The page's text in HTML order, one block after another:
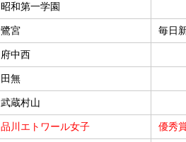
昭和第一学園
鷺宮 毎日
府中西
田無
武蔵村山
品川エトワール女子 優秀